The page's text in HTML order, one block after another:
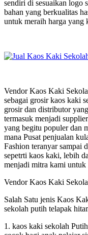
sendiri di sesuaikan logo
bahan yang berkualitas
untuk meraih harga yang
Vendor Kaos Kaki
sebagai grosir kaos kaki
grosir dan distributor
termasuk menjadi
yang begitu populer dan
mana Pusat penjualan
Fashion teranyar sampai
sepetrti kaos kaki, lebih
menjadi mitra kami
Vendor Kaos Kaki
Salah Satu jenis Kaos
sekolah putih telapak
1. kaos kaki sekolah